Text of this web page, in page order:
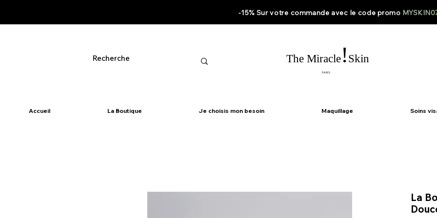
-15% Sur votre commande avec le code promo
The Miracle ! Skin
PARIS
Accueil La Boutique Je choisis mon besoin Maquillage Soins
La